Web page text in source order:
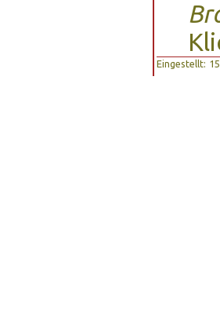
Eingestellt: